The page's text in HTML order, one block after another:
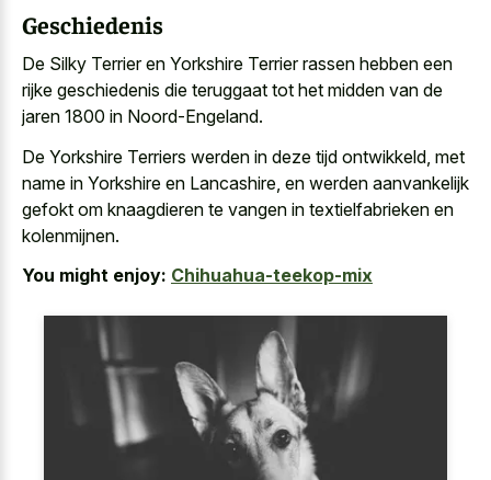
Geschiedenis
De Silky Terrier en Yorkshire Terrier rassen hebben een
rijke geschiedenis die teruggaat tot het midden van de
jaren 1800 in Noord-Engeland.
De Yorkshire Terriers werden in deze tijd ontwikkeld, met
name in Yorkshire en Lancashire, en werden aanvankelijk
gefokt om knaagdieren te vangen in textielfabrieken en
kolenmijnen.
You might enjoy: Chihuahua-teekop-mix